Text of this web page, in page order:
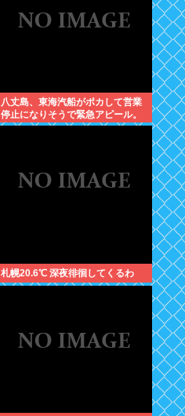
八丈島、東海汽船がポカして営業
停止になりそうで緊急アピール。
生活物資が届かなくなるかも。ア
札幌20.6℃ 深夜徘徊してくるわ